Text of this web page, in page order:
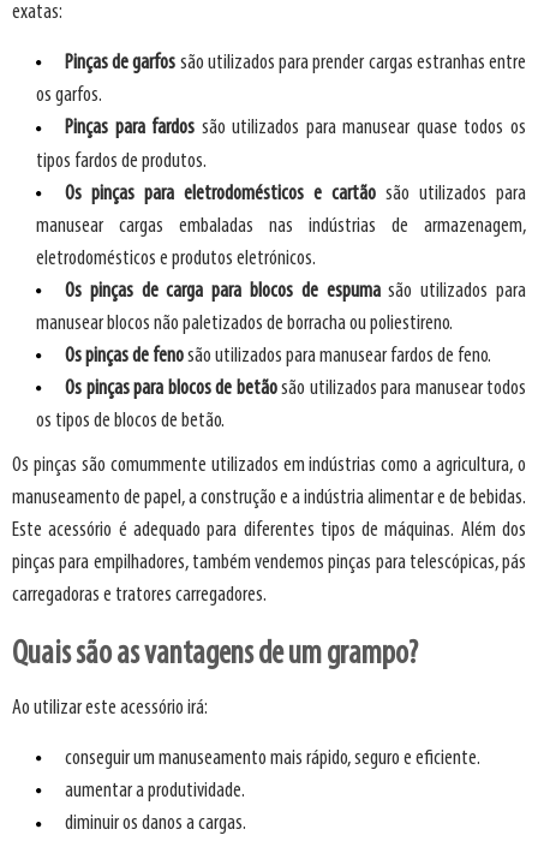
exatas:
Pinças de garfos são utilizados para prender cargas estranhas entre
os garfos.
Pinças para fardos são utilizados para manusear quase todos os
tipos fardos de produtos.
Os pinças para eletrodomésticos e cartão são utilizados para
manusear cargas embaladas nas indústrias de armazenagem,
eletrodomésticos e produtos eletrónicos.
Os pinças de carga para blocos de espumasão utilizados para
manusear blocos não paletizados de borracha ou poliestireno.
Os pinças de fenosão utilizados para manusear fardos de feno.
Os pinças para blocos de betãosão utilizados para manusear todos
os tipos de blocos de betão.
Os pinças são comummente utilizados em indústrias como a agricultura, o
manuseamento de papel, a construção e a indústria alimentar e de bebidas.
Este acessório é adequado para diferentes tipos de máquinas. Além dos
pinças para empilhadores, também vendemos pinças para telescópicas, pás
carregadoras e tratores carregadores.
Quais são as vantagens de um grampo?
Ao utilizar este acessório irá:
conseguir um manuseamento mais rápido, seguro e eficiente.
aumentar a produtividade.
diminuir os danos a cargas.